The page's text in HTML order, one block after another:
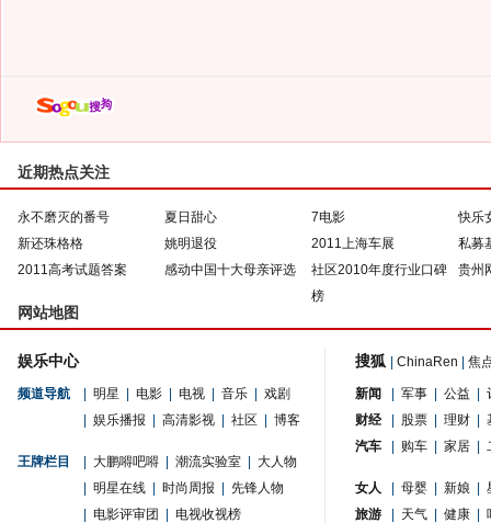
近期热点关注
永不磨灭的番号 夏日甜心 7电影
快乐
新还珠格格
姚明退役 2011上海车展
私募
2011高考试题答案
感动中国十大母亲评选
社区2010年度行业口碑
榜
贵州
网站地图
娱乐中心
频道导航 明星 电影 电视 音乐
戏剧
娱乐播报 高清影视 社区 博客
王牌栏目 大鹏嘚吧嘚 潮流实验室
大人物
明星在线 时尚周报
先锋人物
电影评审团 电视收视榜
搜狐 ChinaRen 焦
新闻 军事 公益
财经
股票 理财
汽车
购车 家居
女人 母婴 新娘
旅游
天气 健康